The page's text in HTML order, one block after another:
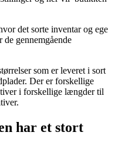
det sorte inventar og ege
gennemgående
som er leveret i sort
Der er forskellige
i forskellige længder til
har et stort